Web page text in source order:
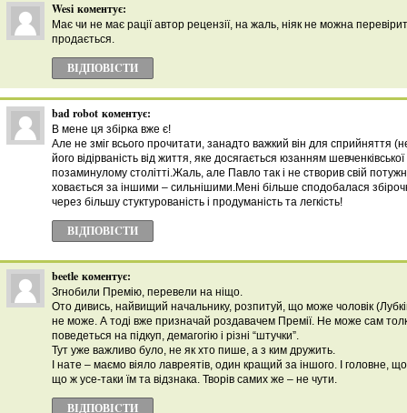
Wesi коментує:
Має чи не має рації автор рецензії, на жаль, ніяк не можна
продається.
ВІДПОВІCТИ
bad robot коментує:
В мене ця збірка вже є!
Але не зміг всього прочитати, занадто важкий він для сприйняття
його відірваність від життя, яке досягається юзанням
позаминулому столітті.Жаль, але Павло так і не створив свій
ховається за іншими – сильнішими.Мені більше сподобалася
через більшу стуктурованість і продуманість та легкість!
ВІДПОВІCТИ
beetle коментує:
Згнобили Премію, перевели на ніщо.
Ото дивись, найвищий начальнику, розпитуй, що може чоловік
не може. А тоді вже призначай роздавачем Премії. Не може сам
поведеться на підкуп, демагогію і різні “штучки”.
Тут уже важливо було, не як хто пише, а з ким дружить.
І нате – маємо віяло лавреятів, один кращий за іншого. І головне,
що ж усе-таки їм та відзнака. Творів самих же – не чути.
ВІДПОВІCТИ